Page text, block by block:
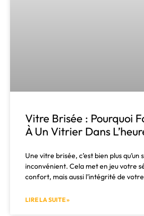
Vitre Brisée : Pourquoi
À Un Vitrier Dans
Une vitre brisée, c’est bien plus qu’un
inconvénient. Cela met en jeu votre
confort, mais aussi l’intégrité de
LIRE LA SUITE »